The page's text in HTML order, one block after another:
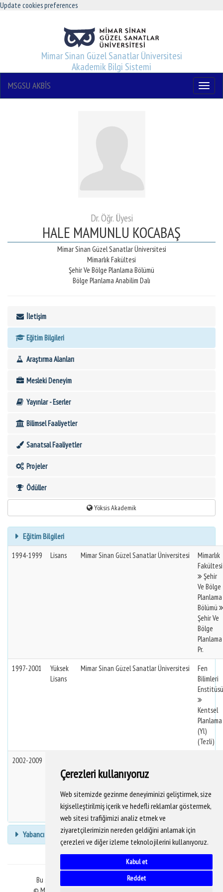
Çerezleri kullanıyoruz
Web sitemizde gezinme deneyiminizi geliştirmek, size
kişiselleştirilmiş içerik ve hedefli reklamlar göstermek,
web sitesi trafiğimizi analiz etmek ve
ziyaretçilerimizin nereden geldiğini anlamak için
çerezleri ve diğer izleme teknolojilerini kullanıyoruz.
Kabul et
Reddet
Update cookies preferences
Mimar Sinan Güzel Sanatlar Üniversitesi
Akademik Bilgi Sistemi
Menu
MSGSU AKBİS
Dr. Öğr. Üyesi
HALE MAMUNLU KOCABAŞ
Mimar Sinan Güzel Sanatlar Üniversitesi
Mimarlık Fakültesi
Şehir Ve Bölge Planlama Bölümü
Bölge Planlama Anabilim Dalı
İletişim
Eğitim Bilgileri
Araştırma Alanları
Mesleki Deneyim
Yayınlar - Eserler
Bilimsel Faaliyetler
Sanatsal Faaliyetler
Projeler
Ödüller
Yöksis Akademik
Eğitim Bilgileri
1994-1999 Lisans Mimar Sinan Güzel Sanatlar Üniversitesi
Mimarlık
Fakültesi
Şehir
Ve Bölge
Planlama
Bölümü
Şehir Ve
Bölge
Planlama
Pr.
1997-2001
Yüksek
Lisans
Mimar Sinan Güzel Sanatlar Üniversitesi
Fen
Bilimleri
Enstitüsü
Kentsel
Planlama
(Yl)
(Tezli)
2002-2009
Şehircilik
Yabancı Dil Bilgisi
Bu sitedeki veriler YÖKSİS veritabanından alınmaktadır.